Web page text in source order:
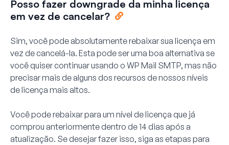
Posso fazer downgrade da minha licença
em vez de cancelar?
Sim, você pode absolutamente rebaixar sua licença em
vez de cancelá-la. Esta pode ser uma boa alternativa se
você quiser continuar usando o WP Mail SMTP, mas não
precisar mais de alguns dos recursos de nossos níveis
de licença mais altos.
Você pode rebaixar para um nível de licença que já
comprou anteriormente dentro de 14 dias após a
atualização. Se desejar fazer isso, siga as etapas para